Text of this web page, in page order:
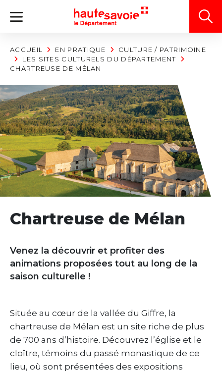
Panneau de gestion des cookies
ACCUEIL EN PRATIQUE
CULTURE / PATRIMOINE
LES SITES CULTURELS DU DÉPARTEMENT
CHARTREUSE DE MÉLAN
Chartreuse de Mélan
Venez la découvrir et profiter des
animations proposées tout au long de la
saison culturelle !
Située au cœur de la vallée du Giffre, la
chartreuse de Mélan est un site riche de plus
de 700 ans d’histoire. Découvrez l’église et le
cloître, témoins du passé monastique de ce
lieu, où sont présentées des expositions